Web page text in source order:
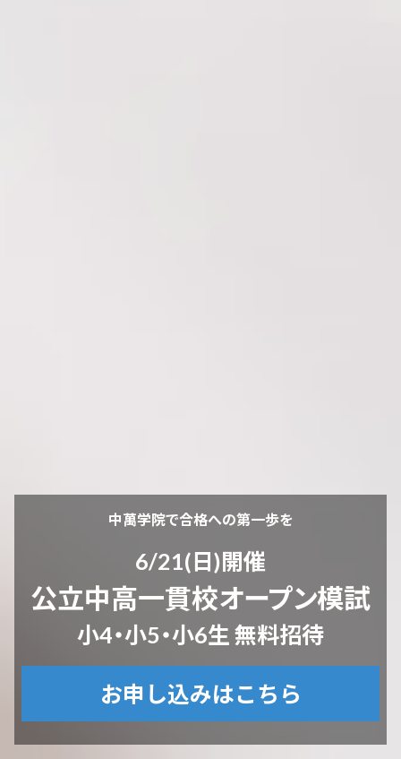
中萬学院で合格への第一歩を
6/21(日)開催
公立中高一貫校オープン模試
小4・小5・小6生 無料招待
お申し込みはこちら